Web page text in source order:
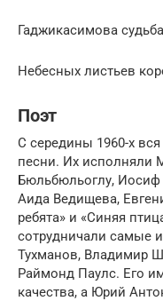
Гаджикасимова
Небесных листьев
Поэт
С середины 1960-х вся
песни. Их исполняли
Бюльбюльоглу, Иосиф
Аида Ведищева,
ребята» и «Синяя
сотрудничали самые
Тухманов, Владимир
Раймонд Паулс. Его
качества, а Юрий